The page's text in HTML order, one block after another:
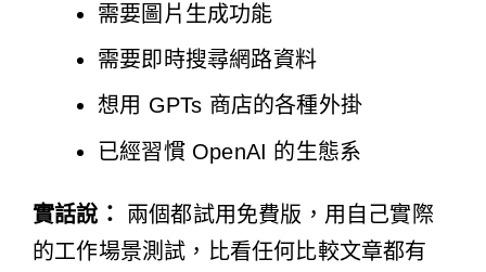
需要圖片生成功能
需要即時搜尋網路資料
想用 GPTs 商店的各種外掛
已經習慣 OpenAI 的生態系
實話說：
兩個都試用免費版，用自己實際
的工作場景測試，比看任何比較文章都有